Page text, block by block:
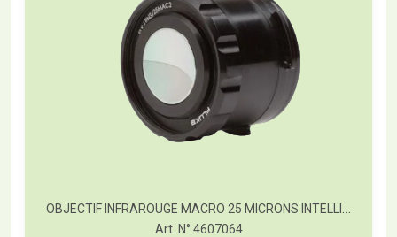
OBJECTIF INFRAROUGE MACRO 25 MICRONS INTELLIGENT
Art. N° 4607064